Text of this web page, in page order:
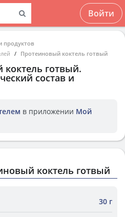
Войти
продуктов
Протеиновый коктель готвый
готвый.
состав и
в приложении Мой
коктель готвый
30 г